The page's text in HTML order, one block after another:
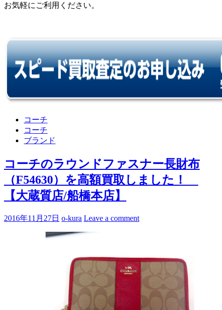
お気軽にご利用ください。
コーチ
コーチ
ブランド
コーチのラウンドファスナー長財布
（F54630）を高額買取しました！
【大蔵質店/船橋本店】
2016年11月27日 o-kura Leave a comment